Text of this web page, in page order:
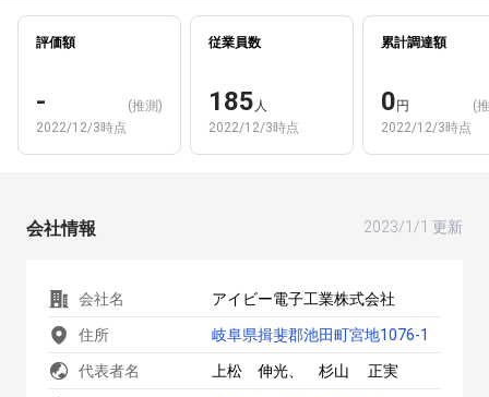
評価額
-
(推測)
2022/12/3時点
従業員数
185 人
2022/12/3時点
累計調達額
0 円
(
2022/12/3時点
会社情報 2023/1/1 更新
会社名 アイビー電子工業株式会社
住所 岐阜県揖斐郡池田町宮地1076-1
代表者名 上松 伸光、 杉山 正実